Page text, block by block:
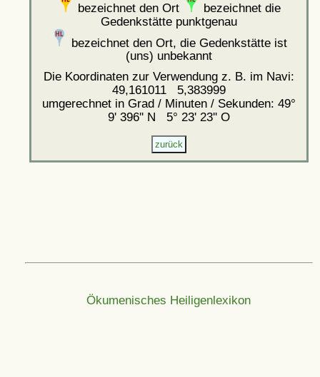
bezeichnet den Ort
bezeichnet die
Gedenkstätte punktgenau
bezeichnet den Ort, die Gedenkstätte ist
(uns) unbekannt
Die Koordinaten zur Verwendung z. B. im Navi:
49,161011 5,383999
umgerechnet in Grad / Minuten / Sekunden: 49°
9' 396'' N 5° 23' 23'' O
Ökumenisches Heiligenlexikon